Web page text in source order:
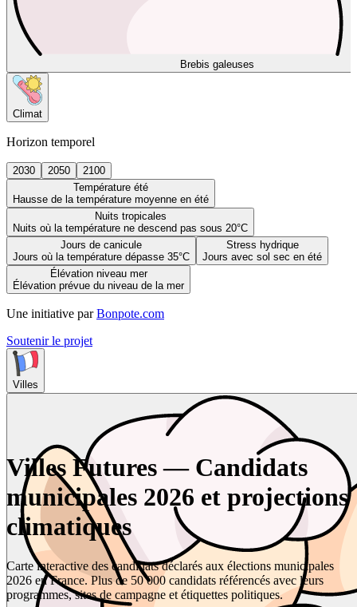
Brebis galeuses
Climat
Horizon temporel
2030 2050
2100
Température été
Hausse de la température moyenne en été
Nuits tropicales
Nuits où la température ne descend pas sous 20°C
Jours de canicule
Jours où la température dépasse 35°C
Stress hydrique
Jours avec sol sec en été
Élévation niveau mer
Élévation prévue du niveau de la mer
Une initiative par Bonpote.com
Soutenir le projet
Villes
Villes Futures — Candidats
municipales 2026 et projections
climatiques
Carte interactive des candidats déclarés aux élections municipales
2026 en France. Plus de 50 000 candidats référencés avec leurs
programmes, sites de campagne et étiquettes politiques.